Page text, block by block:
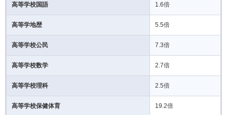
高等学校国語 1.6倍
高等学地歴 5.5倍
高等学校公民 7.3倍
高等学校数学 2.7倍
高等学校理科 2.5倍
高等学校保健体育 19.2倍